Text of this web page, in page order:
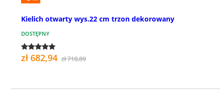
Kielich otwarty wys.22 cm trzon dekorowany
DOSTĘPNY
zł 682,94 zł 718,89